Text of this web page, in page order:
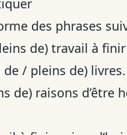
des phrases
de) travail à
/ pleins de) livres.
de) raisons d’être